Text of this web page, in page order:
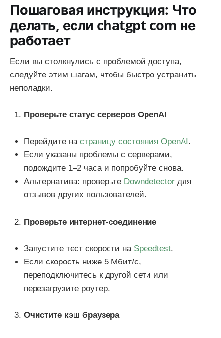
Пошаговая инструкция: Что
делать, если chatgpt com не
работает
Если вы столкнулись с проблемой доступа,
следуйте этим шагам, чтобы быстро устранить
неполадки.
Проверьте статус серверов OpenAI
Перейдите на страницу состояния OpenAI .
Если указаны проблемы с серверами,
подождите 1–2 часа и попробуйте снова.
Альтернатива: проверьте Downdetector для
отзывов других пользователей.
Проверьте интернет-соединение
Запустите тест скорости на Speedtest.
Если скорость ниже 5 Мбит/с,
переподключитесь к другой сети или
перезагрузите роутер.
Очистите кэш браузера